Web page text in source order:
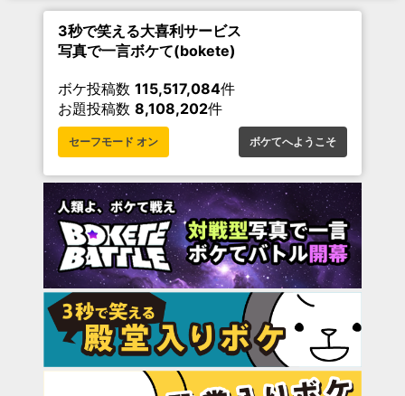
3秒で笑える大喜利サービス
写真で一言ボケて(bokete)
ボケ投稿数 115,517,084件
お題投稿数 8,108,202件
セーフモード オン ボケてへようこそ